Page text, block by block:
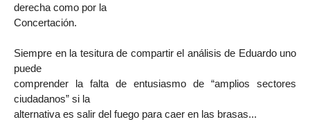
derecha como por la
Concertación.
Siempre en la tesitura de compartir el análisis de Eduardo uno
puede
comprender la falta de entusiasmo de “amplios sectores
ciudadanos” si la
alternativa es salir del fuego para caer en las brasas...